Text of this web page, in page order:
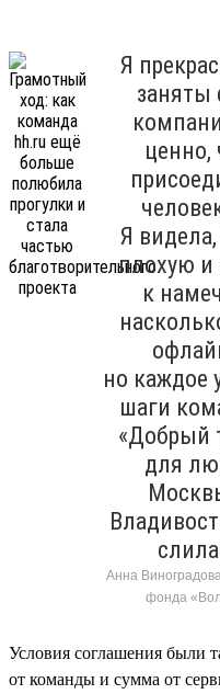
Я
заняты
ценно,
Я
плохую и
к
но каждое
шаги
«Добрый
для
Анна
фонда
Условия соглашения были
от команды и сумма от